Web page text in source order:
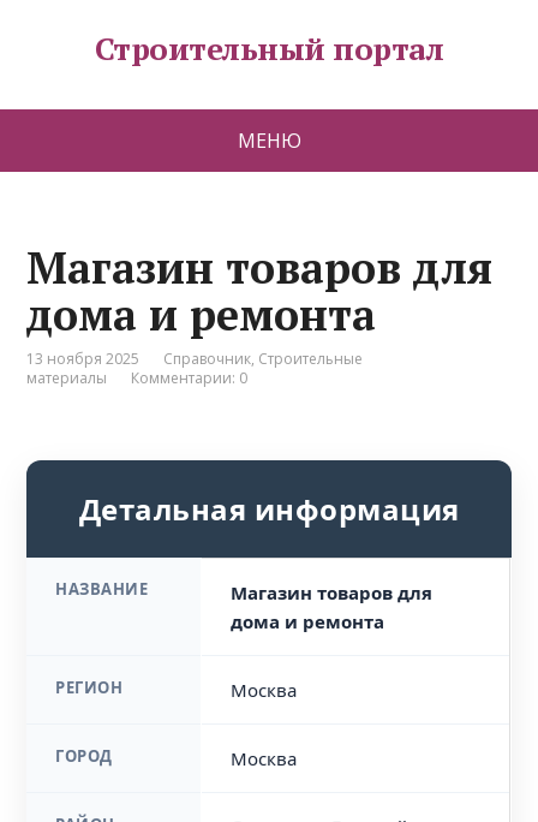
Строительный портал
МЕНЮ
Магазин товаров для
дома и ремонта
13 ноября 2025 Справочник, Строительные
материалы
Комментарии: 0
Детальная информация
НАЗВАНИЕ
Магазин товаров для
дома и ремонта
РЕГИОН Москва
ГОРОД Москва